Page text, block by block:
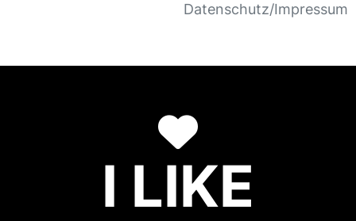
Datenschutz/Impressum
I LIKE